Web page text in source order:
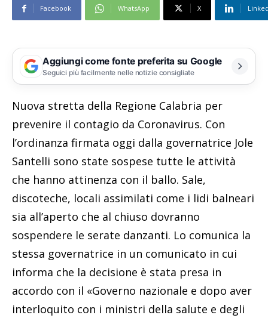
Facebook WhatsApp X
Aggiungi come fonte preferita su Google
Seguici più facilmente nelle notizie consigliate
Nuova stretta della Regione Calabria per
prevenire il contagio da Coronavirus. Con
l’ordinanza firmata oggi dalla governatrice Jole
Santelli sono state sospese tutte le attività
che hanno attinenza con il ballo. Sale,
discoteche, locali assimilati come i lidi balneari
sia all’aperto che al chiuso dovranno
sospendere le serate danzanti. Lo comunica la
stessa governatrice in un comunicato in cui
informa che la decisione è stata presa in
accordo con il «Governo nazionale e dopo aver
interloquito con i ministri della salute e degli